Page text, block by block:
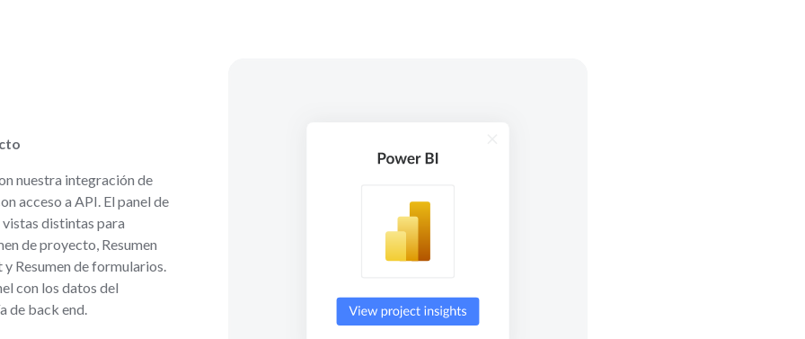
nuestra integración de
acceso a API. El panel de
distintas para
de proyecto, Resumen
Resumen de formularios.
con los datos del
de back end.